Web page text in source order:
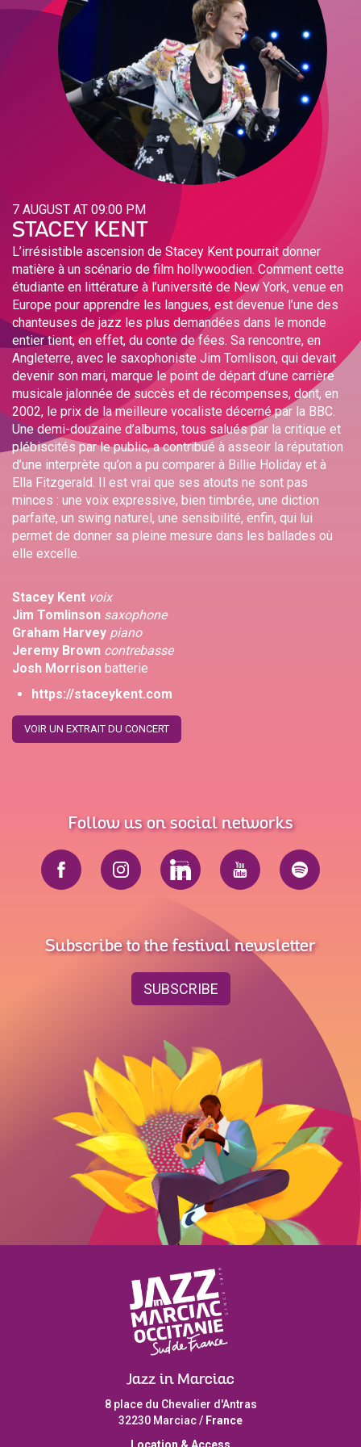
7 AUGUST AT 09:00 PM
STACEY KENT
L’irrésistible ascension de Stacey Kent pourrait donner
matière à un scénario de film hollywoodien. Comment cette
étudiante en littérature à l’université de New York, venue en
Europe pour apprendre les langues, est devenue l’une des
chanteuses de jazz les plus demandées dans le monde
entier tient, en effet, du conte de fées. Sa rencontre, en
Angleterre, avec le saxophoniste Jim Tomlison, qui devait
devenir son mari, marque le point de départ d’une carrière
musicale jalonnée de succès et de récompenses, dont, en
2002, le prix de la meilleure vocaliste décerné par la BBC.
Une demi-douzaine d’albums, tous salués par la critique et
plébiscités par le public, a contribué à asseoir la réputation
d’une interprète qu’on a pu comparer à Billie Holiday et à
Ella Fitzgerald. Il est vrai que ses atouts ne sont pas
minces : une voix expressive, bien timbrée, une diction
parfaite, un swing naturel, une sensibilité, enfin, qui lui
permet de donner sa pleine mesure dans les ballades où
elle excelle.
Stacey Kent voix
Jim Tomlinson saxophone
Graham Harvey piano
Jeremy Brown contrebasse
Josh Morrison batterie
https://staceykent.com
VOIR UN EXTRAIT DU CONCERT
Follow us on social networks
Subscribe to the festival newsletter
SUBSCRIBE
Jazz in Marciac
8 place du Chevalier d'Antras
32230 Marciac / France